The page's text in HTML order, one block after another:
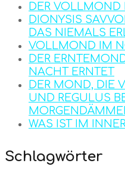
DER VOLLMOND
DIONYSIS
DAS NIEMALS
VOLLMOND IM
DER
NACHT ERNTET
DER MOND, DIE
UND REGULUS
WAS IST IM
Schlagwörter